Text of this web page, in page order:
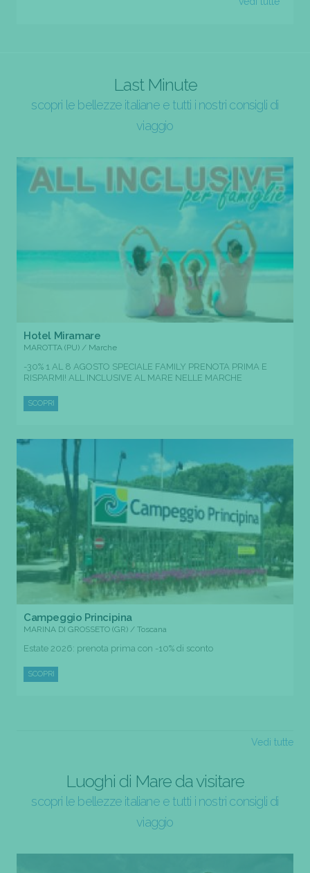
Last Minute
scopri le bellezze italiane e tutti i nostri consigli di
viaggio
Hotel Miramare
MAROTTA (PU) / Marche
-30% 1 AL 8 AGOSTO SPECIALE FAMILY PRENOTA PRIMA E
RISPARMI! ALL INCLUSIVE AL MARE NELLE MARCHE
SCOPRI
Campeggio Principina
MARINA DI GROSSETO (GR) / Toscana
Estate 2026: prenota prima con -10% di sconto
SCOPRI
Vedi tutte
Luoghi di Mare da visitare
scopri le bellezze italiane e tutti i nostri consigli di
viaggio